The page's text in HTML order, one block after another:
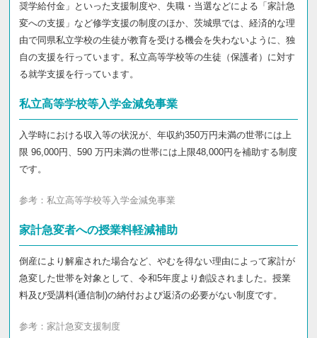
奨学給付金」といった支援制度や、失職・当選などによる「家計急
変への支援」など修学支援の制度のほか、茨城県では、経済的な理
由で同県私立学校の生徒が教育を受ける機会を失わないように、独
自の支援を行っています。私立高等学校等の生徒（保護者）に対す
る就学支援を行っています。
私立高等学校等入学金減免事業
入学時における収入等の状況が、年収約350万円未満の世帯には上
限 96,000円、590 万円未満の世帯には上限48,000円を補助する制度
です。
参考： 私立高等学校等入学金減免事業
家計急変者への授業料軽減補助
倒産により解雇された場合など、やむを得ない理由によって家計が
急変した世帯を対象として、令和5年度より創設されました。授業
料及び受講料(通信制)の納付および返済の必要がない制度です。
参考： 家計急変支援制度